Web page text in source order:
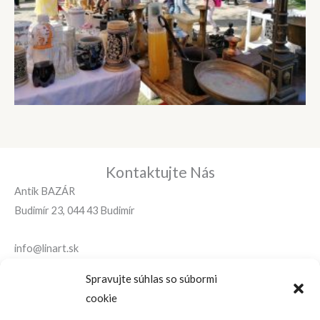
Spravujte súhlas so súbormi
cookie
Kontaktujte Nás
Antik BAZÁR
Budimír 23, 044 43 Budimír
info@linart.sk
+421 (0)905 799 177